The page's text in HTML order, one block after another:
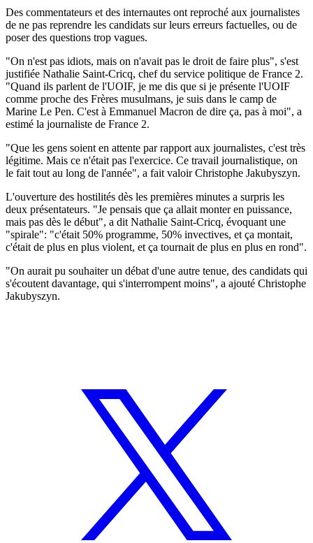
Des commentateurs et des internautes ont reproché aux journalistes
de ne pas reprendre les candidats sur leurs erreurs factuelles, ou de
poser des questions trop vagues.
"On n'est pas idiots, mais on n'avait pas le droit de faire plus", s'est
justifiée Nathalie Saint-Cricq, chef du service politique de France 2.
"Quand ils parlent de l'UOIF, je me dis que si je présente l'UOIF
comme proche des Frères musulmans, je suis dans le camp de
Marine Le Pen. C'est à Emmanuel Macron de dire ça, pas à moi", a
estimé la journaliste de France 2.
"Que les gens soient en attente par rapport aux journalistes, c'est très
légitime. Mais ce n'était pas l'exercice. Ce travail journalistique, on
le fait tout au long de l'année", a fait valoir Christophe Jakubyszyn.
L'ouverture des hostilités dès les premières minutes a surpris les
deux présentateurs. "Je pensais que ça allait monter en puissance,
mais pas dès le début", a dit Nathalie Saint-Cricq, évoquant une
"spirale": "c'était 50% programme, 50% invectives, et ça montait,
c'était de plus en plus violent, et ça tournait de plus en plus en rond".
"On aurait pu souhaiter un débat d'une autre tenue, des candidats qui
s'écoutent davantage, qui s'interrompent moins", a ajouté Christophe
Jakubyszyn.